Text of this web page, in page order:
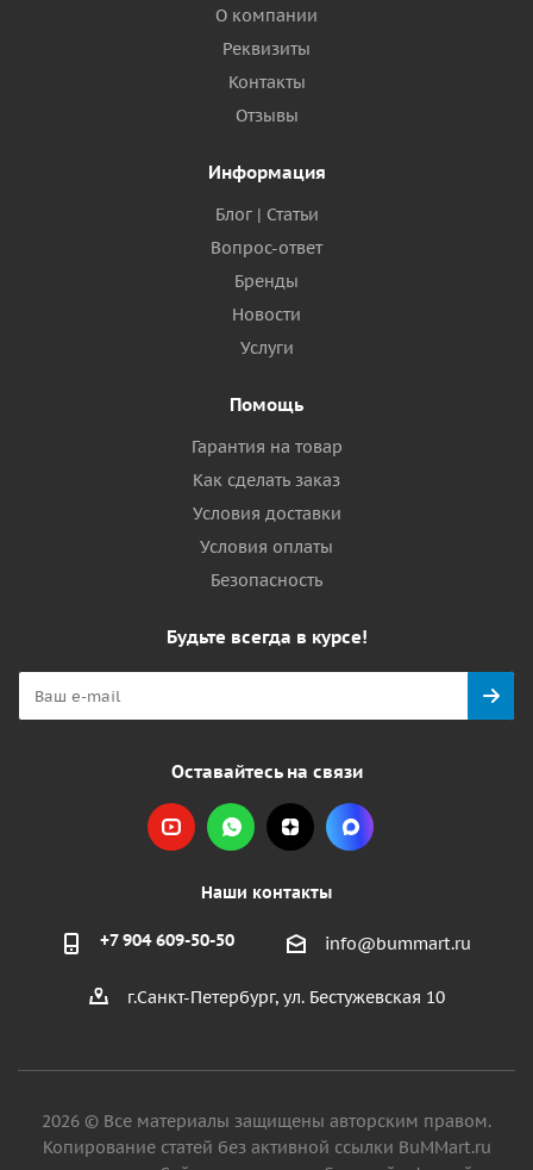
О компании
Реквизиты
Контакты
Отзывы
Информация
Блог | Статьи
Вопрос-ответ
Бренды
Новости
Услуги
Помощь
Гарантия на товар
Как сделать заказ
Условия доставки
Условия оплаты
Безопасность
Будьте всегда в курсе!
Оставайтесь на связи
Наши контакты
+7 904 609-50-50 info@bummart.ru
г.Санкт-Петербург, ул. Бестужевская 10
2026 © Все материалы защищены авторским правом.
Копирование статей без активной ссылки BuMMart.ru